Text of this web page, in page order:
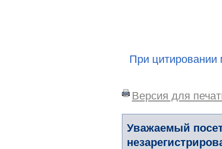
При цитировании
Версия для
Уважаемый